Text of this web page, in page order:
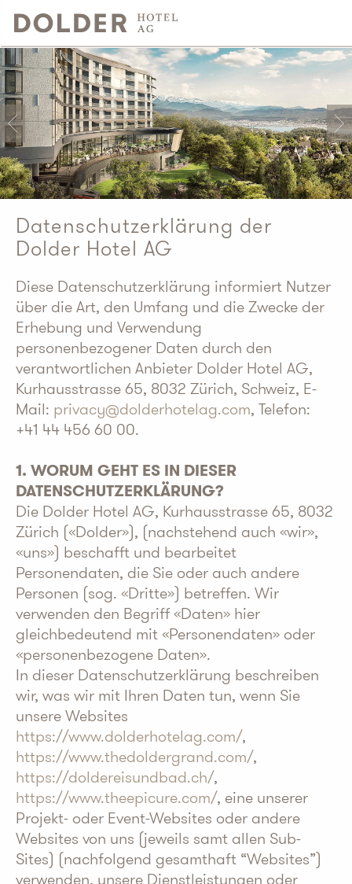
Datenschutzerklärung der
Dolder Hotel AG
Diese Datenschutzerklärung informiert Nutzer
über die Art, den Umfang und die Zwecke der
Erhebung und Verwendung
personenbezogener Daten durch den
verantwortlichen Anbieter Dolder Hotel AG,
Kurhausstrasse 65, 8032 Zürich, Schweiz, E-
Mail: privacy@dolderhotelag.com, Telefon:
+41 44 456 60 00.
1. WORUM GEHT ES IN DIESER
DATENSCHUTZERKLÄRUNG?
Die Dolder Hotel AG, Kurhausstrasse 65, 8032
Zürich («Dolder»), (nachstehend auch «wir»,
«uns») beschafft und bearbeitet
Personendaten, die Sie oder auch andere
Personen (sog. «Dritte») betreffen. Wir
verwenden den Begriff «Daten» hier
gleichbedeutend mit «Personendaten» oder
«personenbezogene Daten».
In dieser Datenschutzerklärung beschreiben
wir, was wir mit Ihren Daten tun, wenn Sie
unsere Websites
https://www.dolderhotelag.com/,
https://www.thedoldergrand.com/,
https://doldereisundbad.ch/,
https://www.theepicure.com/, eine unserer
Projekt- oder Event-Websites oder andere
Websites von uns (jeweils samt allen Sub-
Sites) (nachfolgend gesamthaft “Websites”)
verwenden, unsere Dienstleistungen oder